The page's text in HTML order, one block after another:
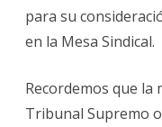
de
Zaragoza.
para su
en la Mesa Sindical.
Recordemos que la
Tribunal Supremo